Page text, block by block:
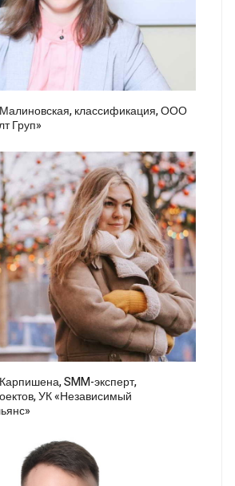
классификация, ООО
Груп»
SMM-эксперт,
УК «Независимый